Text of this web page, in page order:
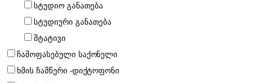
სტუდიო განათება
სტუდიური განათება
შტატივი
ჩამოფასებული საქონელი
ხმის ჩამწერი -დიქტოფონი